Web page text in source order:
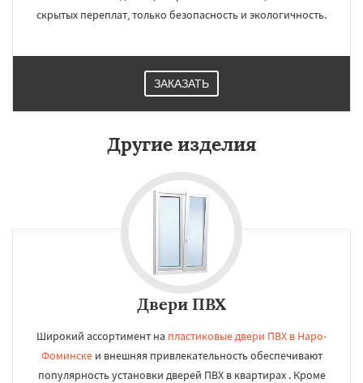
скрытых переплат, только безопасность и экологичность.
ЗАКАЗАТЬ
Другие изделия
Двери ПВХ
Широкий ассортимент на пластиковые двери ПВХ в Наро-
Фоминскеи внешняя привлекательность обеспечивают
популярность установки дверей ПВХ в квартирах . Кроме